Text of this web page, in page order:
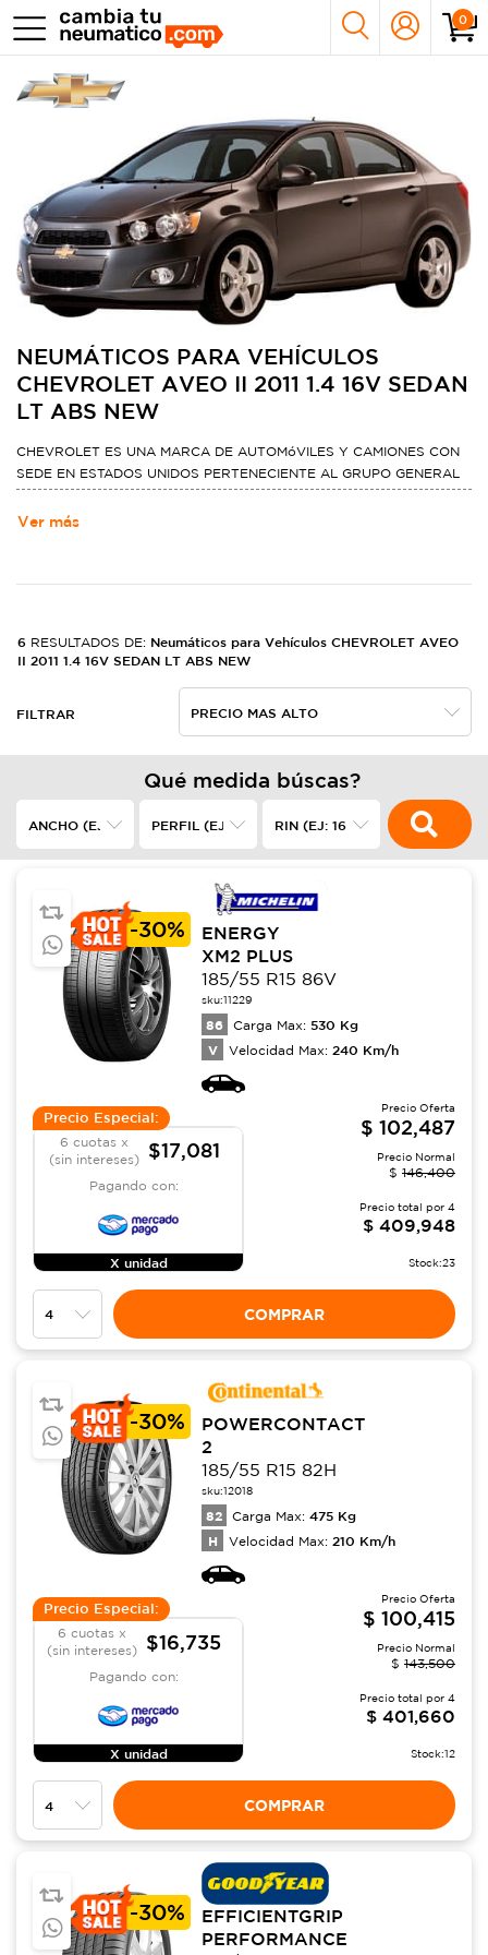
0
NEUMÁTICOS PARA VEHÍCULOS
CHEVROLET AVEO II 2011 1.4 16V SEDAN
LT ABS NEW
CHEVROLET ES UNA MARCA DE AUTOMóVILES Y CAMIONES CON
SEDE EN ESTADOS UNIDOS PERTENECIENTE AL GRUPO GENERAL
CRAPO DURANT EL 3 DE NOVIEMBRE DE 1911,2​ EN LOS ESTADOS
Ver más
6 RESULTADOS DE: Neumáticos para Vehículos CHEVROLET AVEO
II 2011 1.4 16V SEDAN LT ABS NEW
FILTRAR
Qué medida búscas?
-30%
ENERGY
XM2 PLUS
185/55 R15 86V
sku:11229
86 Carga Max: 530 Kg
V Velocidad Max: 240 Km/h
Precio Especial:
6 cuotas x
(sin intereses)
$17,081
Pagando con:
X unidad
Precio Oferta
$ 102,487
Precio Normal
$ 146,400
Precio total por 4
$ 409,948
Stock:23
COMPRAR
-30%
POWERCONTACT
2
185/55 R15 82H
sku:12018
82 Carga Max: 475 Kg
H Velocidad Max: 210 Km/h
Precio Especial:
6 cuotas x
(sin intereses)
$16,735
Pagando con:
X unidad
Precio Oferta
$ 100,415
Precio Normal
$ 143,500
Precio total por 4
$ 401,660
Stock:12
COMPRAR
-30%
EFFICIENTGRIP
PERFORMANCE